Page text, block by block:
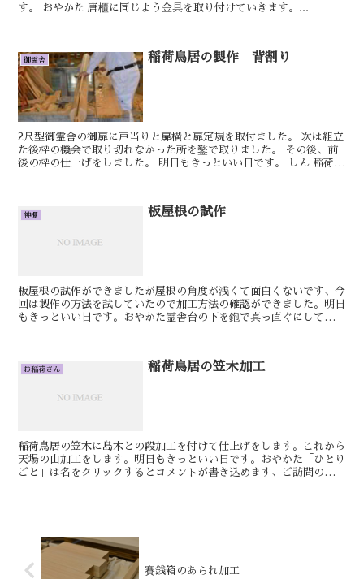
す。 おやかた 唐櫃に同じよう金具を取り付けていきます。...
御霊舎 稲荷鳥居の製作 背割り
2尺型御霊舎の御扉に戸当りと扉横と扉定規を取付ました。 次は組立
た後枠の機会で取り切れなかった所を鑿で取りました。 その後、前
後の枠の仕上げをしました。 明日もきっといい日です。 しん 稲荷鳥
神棚 板屋根の試作
板屋根の試作ができましたが屋根の角度が浅くて面白くないです、今
回は製作の方法を試していたので加工方法の確認ができました。明日
もきっといい日です。おやかた霊舎台の下を鉋で真っ直ぐにして本体
お稲荷さん 稲荷鳥居の笠木加工
稲荷鳥居の笠木に島木との段加工を付けて仕上げをします。これから
天場の山加工をします。明日もきっといい日です。おやかた「ひとり
ごと」は名をクリックするとコメントが書き込めます、ご訪問のつで
賽銭箱のあられ加工